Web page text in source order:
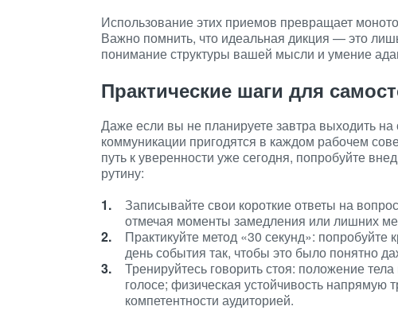
Использование этих приемов превращает
Важно помнить, что идеальная дикция — это
понимание структуры вашей мысли и умение
Практические шаги для
Даже если вы не планируете завтра выходить
коммуникации пригодятся в каждом рабочем
путь к уверенности уже сегодня, попробуйте
рутину:
Записывайте свои короткие ответы на
отмечая моменты замедления или лишних
Практикуйте метод «30 секунд»: попробуйте
день события так, чтобы это было понятно
Тренируйтесь говорить стоя: положение
голосе; физическая устойчивость напрямую
компетентности аудиторией.